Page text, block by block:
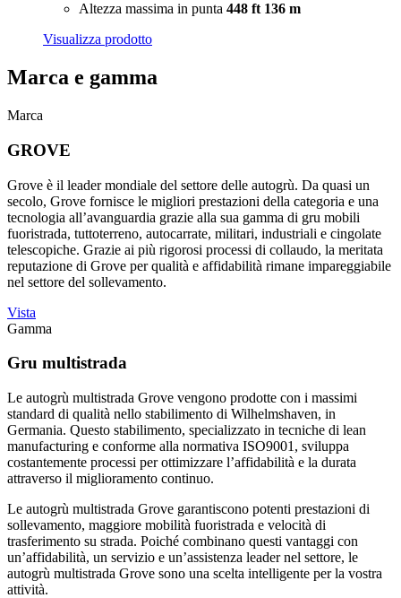
Altezza massima in punta 448 ft 136 m
Visualizza prodotto
Marca e gamma
Marca
GROVE
Grove è il leader mondiale del settore delle autogrù. Da quasi un
secolo, Grove fornisce le migliori prestazioni della categoria e una
tecnologia all’avanguardia grazie alla sua gamma di gru mobili
fuoristrada, tuttoterreno, autocarrate, militari, industriali e cingolate
telescopiche. Grazie ai più rigorosi processi di collaudo, la meritata
reputazione di Grove per qualità e affidabilità rimane impareggiabile
nel settore del sollevamento.
Vista
Gamma
Gru multistrada
Le autogrù multistrada Grove vengono prodotte con i massimi
standard di qualità nello stabilimento di Wilhelmshaven, in
Germania. Questo stabilimento, specializzato in tecniche di lean
manufacturing e conforme alla normativa ISO9001, sviluppa
costantemente processi per ottimizzare l’affidabilità e la durata
attraverso il miglioramento continuo.
Le autogrù multistrada Grove garantiscono potenti prestazioni di
sollevamento, maggiore mobilità fuoristrada e velocità di
trasferimento su strada. Poiché combinano questi vantaggi con
un’affidabilità, un servizio e un’assistenza leader nel settore, le
autogrù multistrada Grove sono una scelta intelligente per la vostra
attività.